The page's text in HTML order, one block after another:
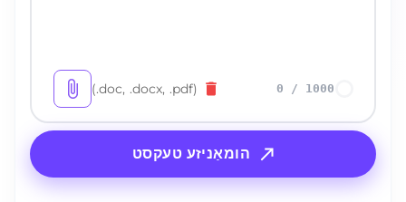
(.doc, .docx, .pdf) 0 / 1000
הומאַניזע טעקסט